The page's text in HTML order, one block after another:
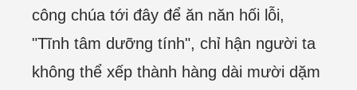
công chúa tới đây để ăn năn hối lỗi,
"Tĩnh tâm dưỡng tính", chỉ hận người ta
không thể xếp thành hàng dài mười dặm